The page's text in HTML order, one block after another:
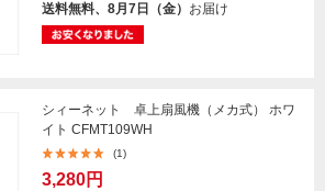
送料無料、8月7日（金） お届け
シィーネット 卓上扇風機（メカ式） ホワ
イト CFMT109WH
(1)
3,280円